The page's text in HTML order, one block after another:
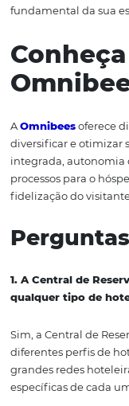
plataforma é
permitirá que os
suas operações.
Omnibees é um
seus hóspedes.
Em um mercado
eficaz para
do hóspede. Com
maneira
eficiência.